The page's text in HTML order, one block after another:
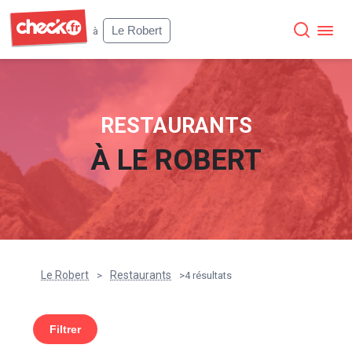
à
Le Robert
RESTAURANTS
À LE ROBERT
Le Robert > Restaurants >4 résultats
Filtrer